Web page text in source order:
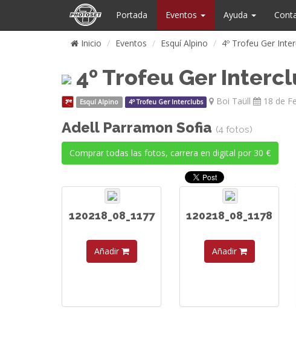
Portada Eventos Ayuda
Inicio Eventos Esquí Alpino 4º Trofeu Ger
4º Trofeu Ger
Esquí Alpino 4º Trofeu Ger Interclubs Boi Taüll 18 de
Adell Parramon Sofia (4 fotos)
Comprar todas las fotos, carrera en digital por 30 €
120218_08_1177
Añadir
120218_08_1178
Añadir